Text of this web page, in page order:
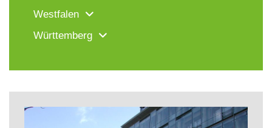
Westfalen
Württemberg